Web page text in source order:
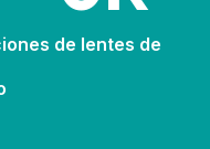
de lentes de